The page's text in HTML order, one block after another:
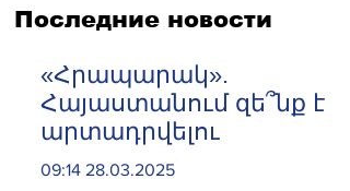
Последние новости
«Հրապարակ».
Հայաստանում զե՞նք է
արտադրվելու
09:14 28.03.2025